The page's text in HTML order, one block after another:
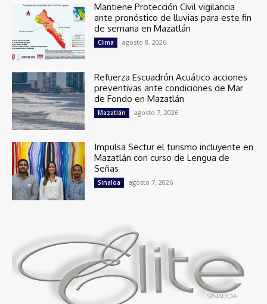
Mantiene Protección Civil vigilancia
ante pronóstico de lluvias para este fin
de semana en Mazatlán
Clima agosto 8, 2026
Refuerza Escuadrón Acuático acciones
preventivas ante condiciones de Mar
de Fondo en Mazatlán
Mazatlán agosto 7, 2026
Impulsa Sectur el turismo incluyente en
Mazatlán con curso de Lengua de
Señas
Sinaloa agosto 7, 2026